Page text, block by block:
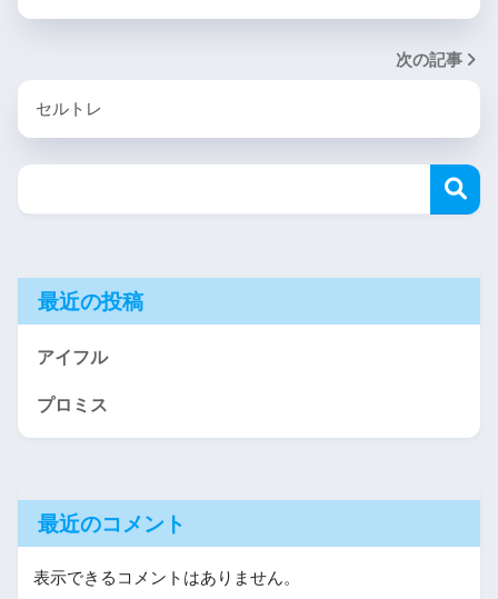
次の記事
セルトレ
最近の投稿
アイフル
プロミス
最近のコメント
表示できるコメントはありません。